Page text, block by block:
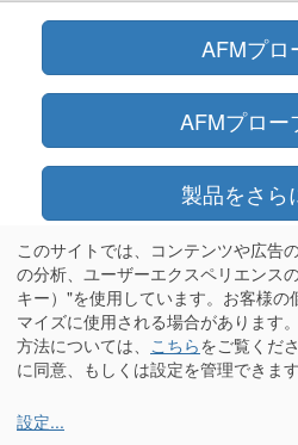
AFMプロ
AFMプロー
製品をさら
オンライン
情報
Olympus®はオリンパス株式会社の登録商標
このサイトでは、コンテンツや広告
の分析、ユーザーエクスペリエンス
キー）"を使用しています。お客様の
マイズに使用される場合があります
方法については、 こちらをご覧くだ
に同意、もしくは設定を管理できます
設定...